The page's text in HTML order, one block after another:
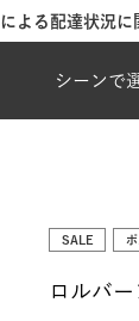
よる配達状況に
シーンで
SALE
ロルバ